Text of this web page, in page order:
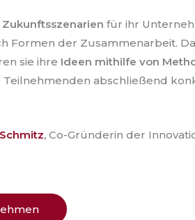
für ihr
Formen der Zusammenarbeit.
sie ihre Ideen mithilfe von
Teilnehmenden abschließend
, Co-Gründerin der